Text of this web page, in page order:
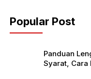
o
o
p
p
Popular Post
Panduan
Syarat, Cara